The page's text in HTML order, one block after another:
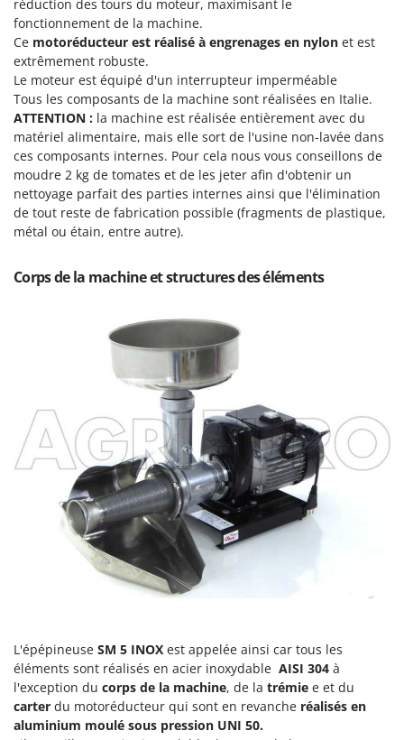
Perches Élagueuses
Pétrins à Spirale
Piscines
Planteuses de pommes de terre pour tracteur
Plateaux de coupe pour tracteur
Plumeuses
Pompes d'irrigation à tracteur
Pompes de transfert
Pompes immergées électriques
Poussoirs à saucisse
Presses à pellets
Pressoirs à fruits
Pressoirs à Raisin
Pulvérisateurs
Pulvérisateurs portés
Rafraîchisseurs d'air par évaporation
Rampes de chargement en aluminium
Râpes à fromage électriques
Râteaux pour tracteur
Robots Tondeuses
Rogneuses de souches
Rouleaux pour tracteur
Francini
G
G3 Ferrari
Gardena
Garofalo
GeoTech
GeoTech Pro
Gierre
Ginko - MGM
Girmi
GRIFO
GVS
GYS
Hailo
Helvi
I
Idromatic
Il-Tec
réduction des tours du moteur, maximisant le
fonctionnement de la machine.
Ce motoréducteur est réalisé à engrenages en nylon et est
extrêmement robuste.
Le moteur est équipé d'un interrupteur imperméable
Tous les composants de la machine sont réalisées en Italie.
ATTENTION : la machine est réalisée entièrement avec du
matériel alimentaire, mais elle sort de l'usine non-lavée dans
ces composants internes. Pour cela nous vous conseillons de
moudre 2 kg de tomates et de les jeter afin d'obtenir un
nettoyage parfait des parties internes ainsi que l'élimination
de tout reste de fabrication possible (fragments de plastique,
métal ou étain, entre autre).
Corps de la machine et structures des éléments
L'épépineuse SM 5 INOX est appelée ainsi car tous les
éléments sont réalisés en acier inoxydable AISI 304 à
l'exception du corps de la machine, de la trémie e et du
carter du motoréducteur qui sont en revanche réalisés en
aluminium moulé sous pression UNI 50.